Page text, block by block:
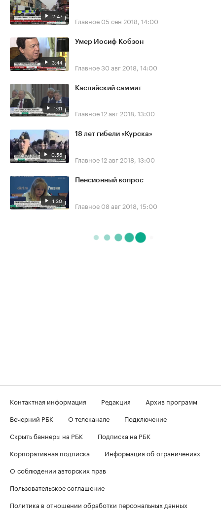
2:47 Главное 05 сен 2018, 14:00
3:44
Умер Иосиф Кобзон
Главное30 авг 2018, 14:00
1:31
Каспийский саммит
Главное12 авг 2018, 13:00
0:56
18 лет гибели «Курска»
Главное12 авг 2018, 13:00
1:30
Пенсионный вопрос
Главное 08 авг 2018, 15:00
Контактная информация Редакция
Архив программ
Вечерний РБК
О телеканале
Подключение
Скрыть баннеры на РБК
Подписка на РБК
Корпоративная подписка
Информация об ограничениях
О соблюдении авторских прав
Пользовательское соглашение
Политика в отношении обработки персональных данных